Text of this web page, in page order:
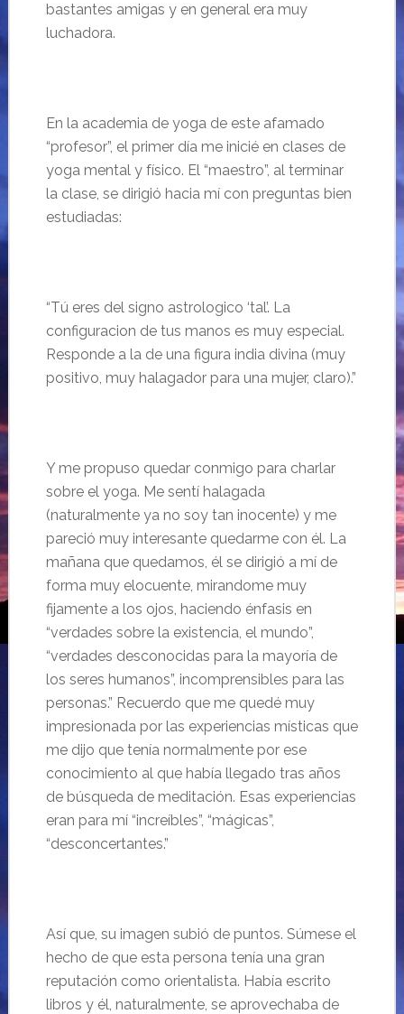
bastantes amigas y en general era muy
luchadora.
En la academia de yoga de este afamado
“profesor”, el primer día me inicié en clases de
yoga mental y físico. El “maestro”, al terminar
la clase, se dirigió hacia mí con preguntas bien
estudiadas:
“Tú eres del signo astrologico ‘tal’. La
configuracion de tus manos es muy especial.
Responde a la de una figura india divina (muy
positivo, muy halagador para una mujer, claro).”
Y me propuso quedar conmigo para charlar
sobre el yoga. Me sentí halagada
(naturalmente ya no soy tan inocente) y me
pareció muy interesante quedarme con él. La
mañana que quedamos, él se dirigió a mí de
forma muy elocuente, mirandome muy
fijamente a los ojos, haciendo énfasis en
“verdades sobre la existencia, el mundo”,
“verdades desconocidas para la mayoría de
los seres humanos”, incomprensibles para las
personas.” Recuerdo que me quedé muy
impresionada por las experiencias místicas que
me dijo que tenía normalmente por ese
conocimiento al que había llegado tras años
de búsqueda de meditación. Esas experiencias
eran para mí “increíbles”, “mágicas”,
“desconcertantes.”
Así que, su imagen subió de puntos. Súmese el
hecho de que esta persona tenía una gran
reputación como orientalista. Había escrito
libros y él, naturalmente, se aprovechaba de